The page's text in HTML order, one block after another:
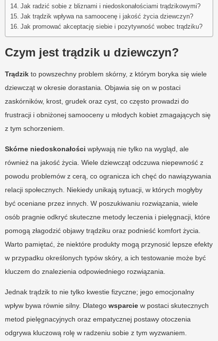
Jak radzić sobie z bliznami i niedoskonałościami trądzikowymi?
Jak trądzik wpływa na samoocenę i jakość życia dziewczyn?
Jak promować akceptację siebie i pozytywność wobec trądziku?
Czym jest trądzik u dziewczyn?
Trądzik to powszechny problem skórny, z którym boryka się wiele
dziewcząt w okresie dorastania. Objawia się on w postaci
zaskórników, krost, grudek oraz cyst, co często prowadzi do
frustracji i obniżonej samooceny u młodych kobiet zmagających się
z tym schorzeniem.
Skórne niedoskonałości wpływają nie tylko na wygląd, ale
również na jakość życia. Wiele dziewcząt odczuwa niepewność z
powodu problemów z cerą, co ogranicza ich chęć do nawiązywania
relacji społecznych. Niekiedy unikają sytuacji, w których mogłyby
być oceniane przez innych. W poszukiwaniu rozwiązania, wiele
osób pragnie odkryć skuteczne metody leczenia i pielęgnacji, które
pomogą złagodzić objawy trądziku oraz podnieść komfort życia.
Warto pamiętać, że niektóre produkty mogą przynosić lepsze efekty
w przypadku określonych typów skóry, a ich testowanie może być
kluczem do znalezienia odpowiedniego rozwiązania.
Jednak trądzik to nie tylko kwestie fizyczne; jego emocjonalny
wpływ bywa równie silny. Dlatego wsparcie w postaci skutecznych
metod pielęgnacyjnych oraz empatycznej postawy otoczenia
odgrywa kluczową rolę w radzeniu sobie z tym wyzwaniem.